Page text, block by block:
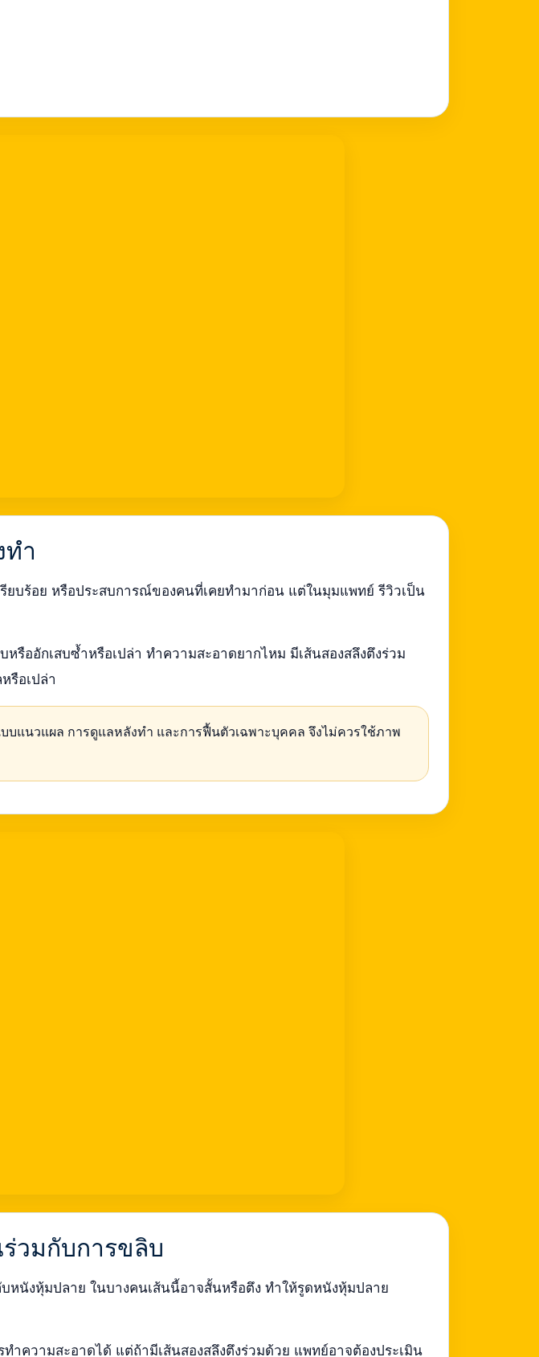
ำ
ยบร้อย หรือประสบการณ์ของคนที่เคยทำมาก่อน แต่ในมุมแพทย์ รีวิวเป็น
ออักเสบซ้ำหรือเปล่า ทำความสะอาดยากไหม มีเส้นสองสลึงตึงร่วม
รือเปล่า
แนวแผล การดูแลหลังทำ และการฟื้นตัวเฉพาะบุคคล จึงไม่ควรใช้ภาพ
ร่วมกับการขลิบ
บหนังหุ้มปลาย ในบางคนเส้นนี้อาจสั้นหรือตึง ทำให้รูดหนังหุ้มปลาย
ความสะอาดได้ แต่ถ้ามีเส้นสองสลึงตึงร่วมด้วย แพทย์อาจต้องประเมิน